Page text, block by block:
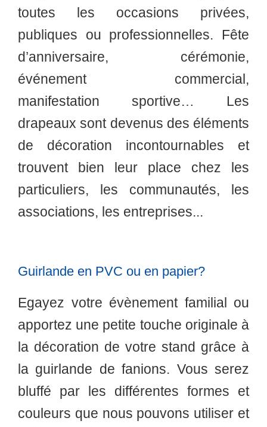
me
nu
toutes les occasions privées,
publiques ou professionnelles. Fête
d’anniversaire, cérémonie,
événement commercial,
manifestation sportive… Les
drapeaux sont devenus des éléments
de décoration incontournables et
trouvent bien leur place chez les
particuliers, les communautés, les
associations, les entreprises...
Guirlande en PVC ou en papier?
Egayez votre évènement familial ou
apportez une petite touche originale à
la décoration de votre stand grâce à
la guirlande de fanions. Vous serez
bluffé par les différentes formes et
couleurs que nous pouvons utiliser et